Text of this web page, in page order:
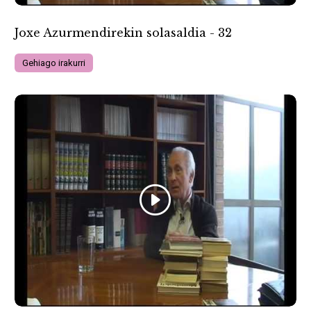
Joxe Azurmendirekin solasaldia - 32
Gehiago irakurri